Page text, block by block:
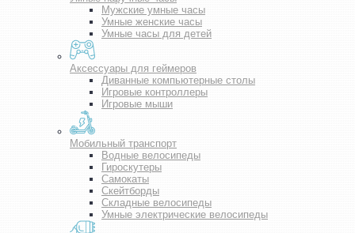
Мужские умные часы
Умные женские часы
Умные часы для детей
Аксессуары для геймеров
Диванные компьютерные столы
Игровые контроллеры
Игровые мыши
Мобильный транспорт
Водные велосипеды
Гироскутеры
Самокаты
Скейтборды
Складные велосипеды
Умные электрические велосипеды